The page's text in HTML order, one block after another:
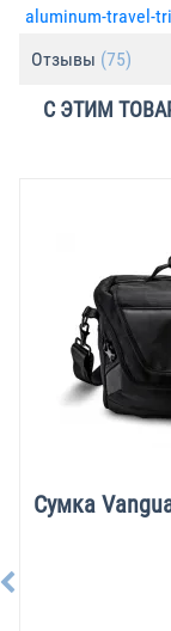
aluminum-travel-
Отзывы (75)
С ЭТИМ
Сумка